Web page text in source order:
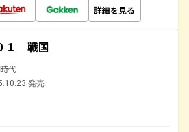
詳細を見る
１ 戦国
代
発売